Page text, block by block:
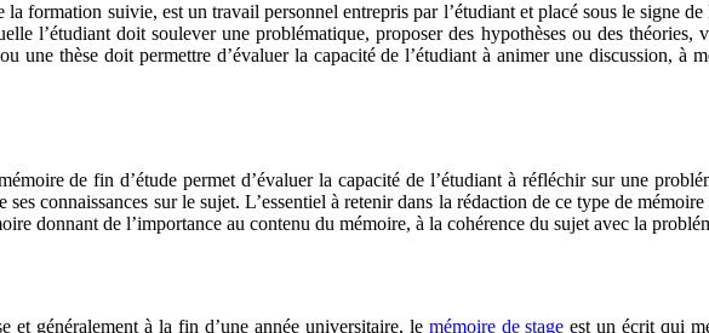
formation suivie, est un travail personnel entrepris par l’étudiant et placé sous le signe
l’étudiant doit soulever une problématique, proposer des hypothèses ou des
une thèse doit permettre d’évaluer la capacité de l’étudiant à animer une discussion, à
de fin d’étude permet d’évaluer la capacité de l’étudiant à réfléchir sur une
connaissances sur le sujet. L’essentiel à retenir dans la rédaction de ce type de
donnant de l’importance au contenu du mémoire, à la cohérence du sujet avec la
et généralement à la fin d’une année universitaire, le mémoire de stage est un écrit qui